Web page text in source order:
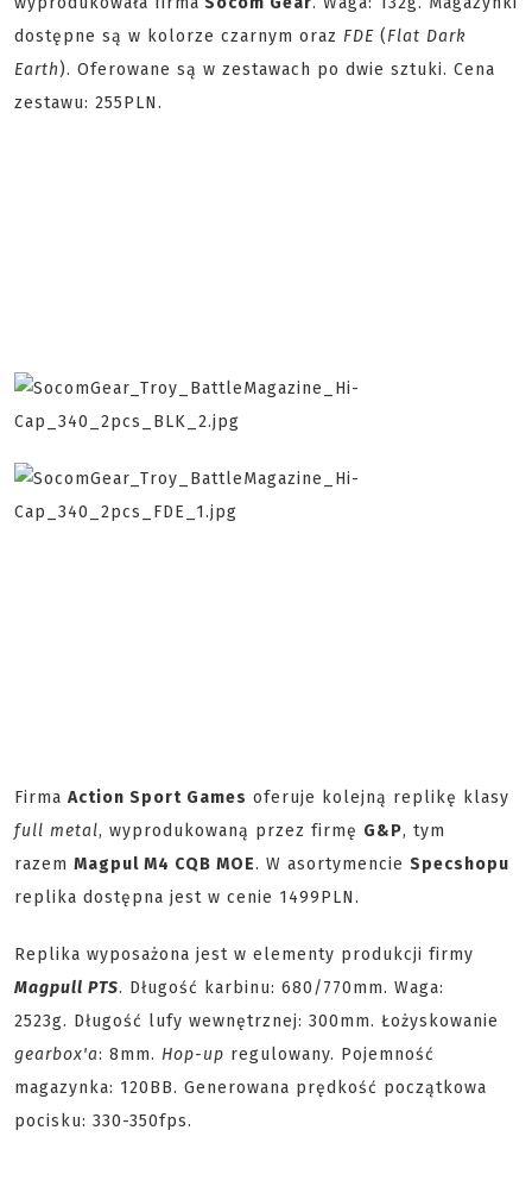
dostępne są w kolorze czarnym oraz FDE (Flat Dark
Earth). Oferowane są w zestawach po dwie sztuki. Cena
zestawu: 255PLN.
Firma Action Sport Games oferuje kolejną replikę klasy
full metal, wyprodukowaną przez firmę G&P, tym
razem Magpul M4 CQB MOE. W asortymencie Specshopu
replika dostępna jest w cenie 1499PLN.
Replika wyposażona jest w elementy produkcji firmy
Magpull PTS. Długość karbinu: 680/770mm. Waga:
2523g. Długość lufy wewnętrznej: 300mm. Łożyskowanie
gearbox'a: 8mm. Hop-up regulowany. Pojemność
magazynka: 120BB. Generowana prędkość początkowa
pocisku: 330-350fps.